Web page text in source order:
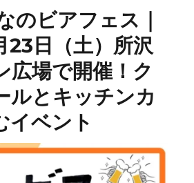
のビアフェス｜
23日（土）所沢
広場で開催！ク
ルとキッチンカ
イベント